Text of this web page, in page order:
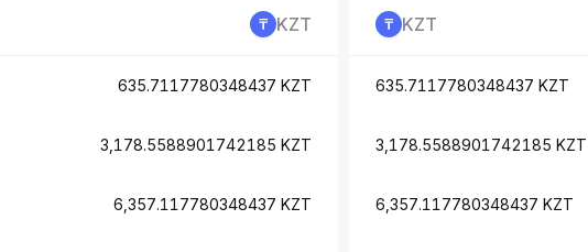
KZT
635.7117780348437 KZT
3,178.5588901742185 KZT
6,357.117780348437 KZT
KZT
635.7117780348437 KZT
3,178.5588901742185 KZT
6,357.117780348437 KZT